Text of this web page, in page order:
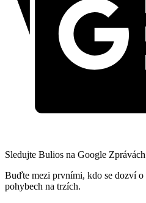
Sledujte Bulios na Google Zprávách
Buďte mezi prvními, kdo se dozví o
pohybech na trzích.